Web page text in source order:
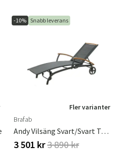
-10% Snabb leverans
Fler varianter
Brafab
Andy Vilsäng Svart/Svart Teak
3 501 kr3 890 kr